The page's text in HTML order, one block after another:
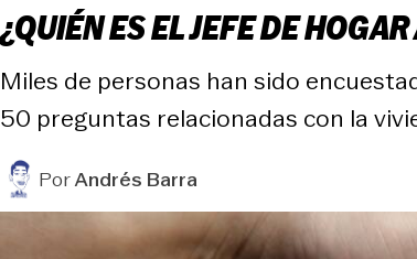
¿QUIÉN ES EL JEFE DE
Miles de personas han sido
50 preguntas relacionadas con la
PorAndrés Barra